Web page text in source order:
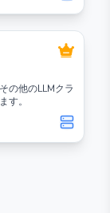
の他のLLMクラ
す。